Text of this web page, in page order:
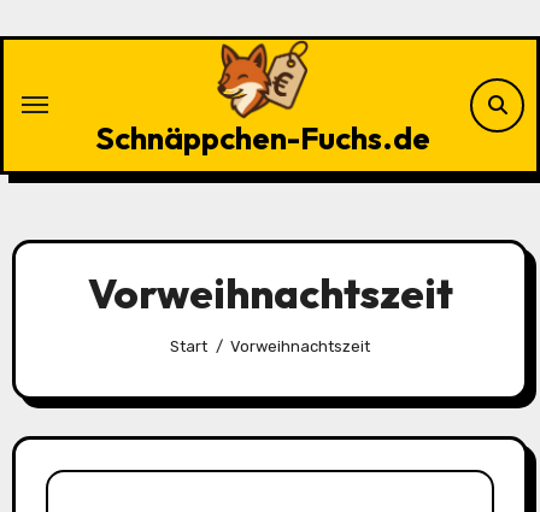
Schnäppchen-Fuchs.de
Vorweihnachtszeit
Start Vorweihnachtszeit